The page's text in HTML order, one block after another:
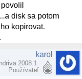
disk sa potom
kopirovat.
karol
2008.1
Používateľ